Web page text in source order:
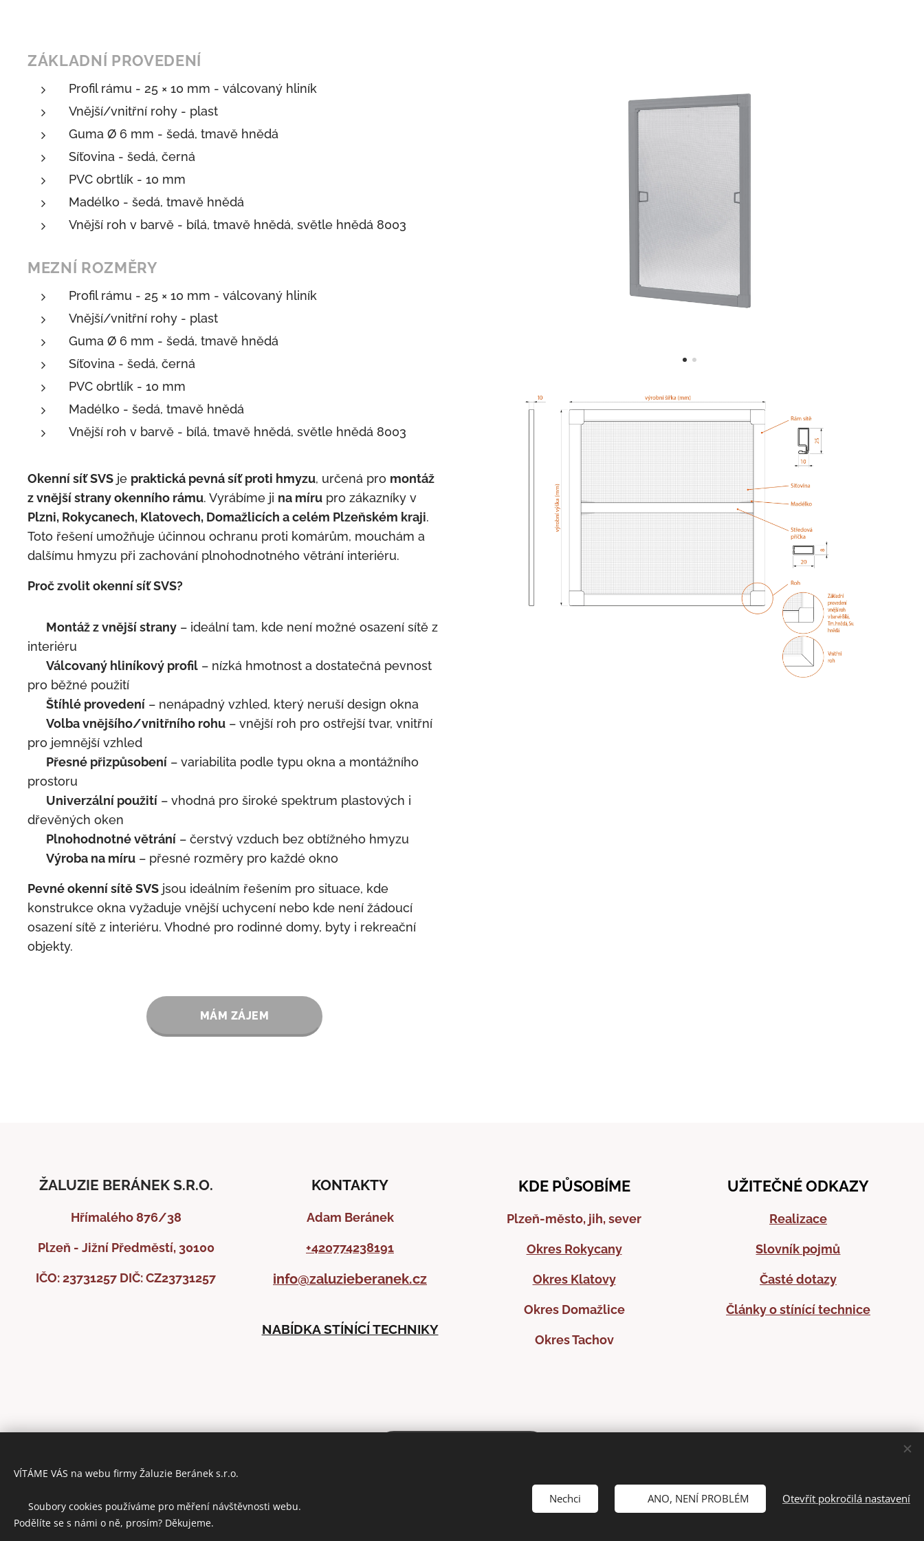
ZÁKLADNÍ PROVEDENÍ
Profil rámu - 25 × 10 mm - válcovaný hliník
Vnější/vnitřní rohy - plast
Guma Ø 6 mm - šedá, tmavě hnědá
Síťovina - šedá, černá
PVC obrtlík - 10 mm
Madélko - šedá, tmavě hnědá
Vnější roh v barvě - bílá, tmavě hnědá, světle hnědá 8003
MEZNÍ ROZMĚRY
Profil rámu - 25 × 10 mm - válcovaný hliník
Vnější/vnitřní rohy - plast
Guma Ø 6 mm - šedá, tmavě hnědá
Síťovina - šedá, černá
PVC obrtlík - 10 mm
Madélko - šedá, tmavě hnědá
Vnější roh v barvě - bílá, tmavě hnědá, světle hnědá 8003
Okenní síť SVS je praktická pevná síť proti hmyzu, určená pro montáž
z vnější strany okenního rámu. Vyrábíme ji na míru pro zákazníky v
Plzni, Rokycanech, Klatovech, Domažlicích a celém Plzeňském kraji.
Toto řešení umožňuje účinnou ochranu proti komárům, mouchám a
dalšímu hmyzu při zachování plnohodnotného větrání interiéru.
Proč zvolit okenní síť SVS?
Montáž z vnější strany – ideální tam, kde není možné osazení sítě z
interiéru
Válcovaný hliníkový profil – nízká hmotnost a dostatečná pevnost
pro běžné použití
Štíhlé provedení – nenápadný vzhled, který neruší design okna
Volba vnějšího/vnitřního rohu – vnější roh pro ostřejší tvar, vnitřní
pro jemnější vzhled
Přesné přizpůsobení – variabilita podle typu okna a montážního
prostoru
Univerzální použití – vhodná pro široké spektrum plastových i
dřevěných oken
Plnohodnotné větrání – čerstvý vzduch bez obtížného hmyzu
Výroba na míru – přesné rozměry pro každé okno
Pevné okenní sítě SVS jsou ideálním řešením pro situace, kde
konstrukce okna vyžaduje vnější uchycení nebo kde není žádoucí
osazení sítě z interiéru. Vhodné pro rodinné domy, byty i rekreační
objekty.
MÁM ZÁJEM
ŽALUZIE BERÁNEK S.R.O.
Hřímalého 876/38
Plzeň - Jižní Předměstí, 30100
IČO: 23731257 DIČ: CZ23731257
KONTAKTY
Adam Beránek
+420774238191
info@zaluzieberanek.cz
NABÍDKA STÍNÍCÍ TECHNIKY
KDE PŮSOBÍME
Plzeň-město, jih, sever
Okres Rokycany
Okres Klatovy
Okres Domažlice
Okres Tachov
UŽITEČNÉ ODKAZY
Realizace
Slovník pojmů
Časté dotazy
Články o stínící technice
VÍTÁME VÁS na webu firmy Žaluzie Beránek s.r.o.
🍪 Soubory cookies používáme pro měření návštěvnosti webu.
Podělíte se s námi o ně, prosím? Děkujeme.
Nechci ✅ ANO, NENÍ PROBLÉM Otevřít pokročilá nastavení